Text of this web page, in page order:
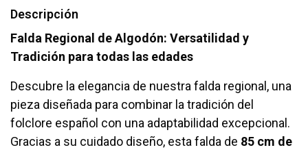
Descripción
Falda Regional de Algodón: Versatilidad y
Tradición para todas las edades
Descubre la elegancia de nuestra falda regional, una
pieza diseñada para combinar la tradición del
folclore español con una adaptabilidad excepcional.
Gracias a su cuidado diseño, esta falda de 85 cm de